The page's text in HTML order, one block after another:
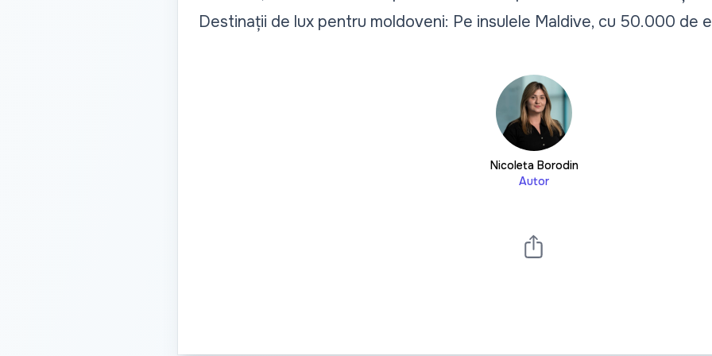
Destinații de lux pentru moldoveni: Pe insulele Maldive, cu 50.000 de
Nicoleta Borodin
Autor